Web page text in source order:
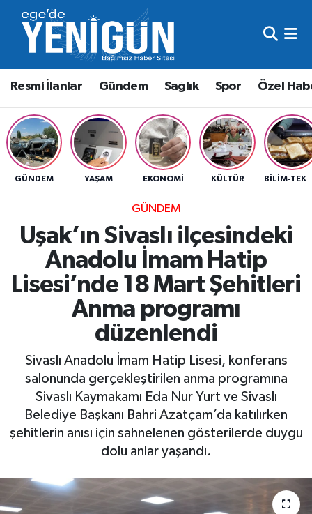
Resmi İlanlar Gündem Sağlık Spor Özel
GÜNDEM YAŞAM EKONOMI KÜLTÜR
GÜNDEM
Uşak’ın Sivaslı ilçesindeki
Anadolu İmam Hatip
Lisesi’nde 18 Mart Şehitleri
Anma programı
düzenlendi
Sivaslı Anadolu İmam Hatip Lisesi, konferans
salonunda gerçekleştirilen anma programına
Sivaslı Kaymakamı Eda Nur Yurt ve Sivaslı
Belediye Başkanı Bahri Azatçam’da katılırken
şehitlerin anısı için sahnelenen gösterilerde duygu
dolu anlar yaşandı.
Resmi İlanlar
Gündem
Sağlık
Spor
Beyoğlu Nöbetçi Eczaneler
Beyoğlu Hava Durumu
Beyoğlu Trafik Yoğunluk Haritası
Süper Lig Puan Durumu ve Fikstür
Son Dakika Haberleri
Haber Arşivi